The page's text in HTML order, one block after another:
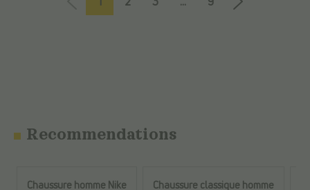
Recommendations
Chaussure homme Nike Chaussure classique homme